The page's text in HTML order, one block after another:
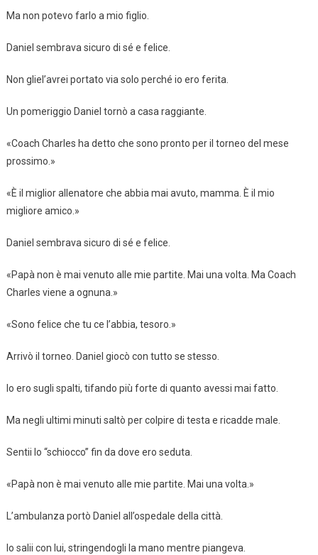
Ma non potevo farlo a mio figlio.
Daniel sembrava sicuro di sé e felice.
Non gliel’avrei portato via solo perché io ero ferita.
Un pomeriggio Daniel tornò a casa raggiante.
«Coach Charles ha detto che sono pronto per il torneo del mese
prossimo.»
«È il miglior allenatore che abbia mai avuto, mamma. È il mio
migliore amico.»
Daniel sembrava sicuro di sé e felice.
«Papà non è mai venuto alle mie partite. Mai una volta. Ma Coach
Charles viene a ognuna.»
«Sono felice che tu ce l’abbia, tesoro.»
Arrivò il torneo. Daniel giocò con tutto se stesso.
Io ero sugli spalti, tifando più forte di quanto avessi mai fatto.
Ma negli ultimi minuti saltò per colpire di testa e ricadde male.
Sentii lo “schiocco” fin da dove ero seduta.
«Papà non è mai venuto alle mie partite. Mai una volta.»
L’ambulanza portò Daniel all’ospedale della città.
Io salii con lui, stringendogli la mano mentre piangeva.